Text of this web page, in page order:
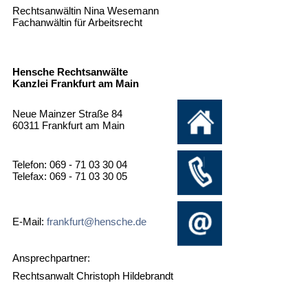
Rechtsanwältin Nina Wesemann
Fachanwältin für Arbeitsrecht
Hensche Rechtsanwälte
Kanzlei Frankfurt am Main
Neue Mainzer Straße 84
60311 Frankfurt am Main
Telefon: 069 - 71 03 30 04
Telefax: 069 - 71 03 30 05
E-Mail: frankfurt@hensche.de
Ansprechpartner:
Rechtsanwalt Christoph Hildebrandt